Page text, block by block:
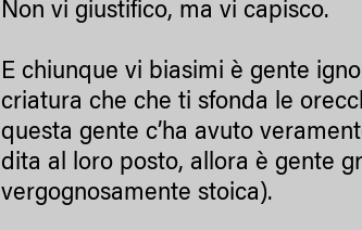
Non vi giustifico, ma vi capisco.
E chiunque vi biasimi è gente
criatura che che ti sfonda le
questa gente c’ha avuto
dita al loro posto, allora è gente
vergognosamente stoica).